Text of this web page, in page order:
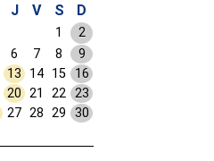
J V S D
1
2
6 7 8
9
13 14 15
16
20 21 22 23
27 28 29
30